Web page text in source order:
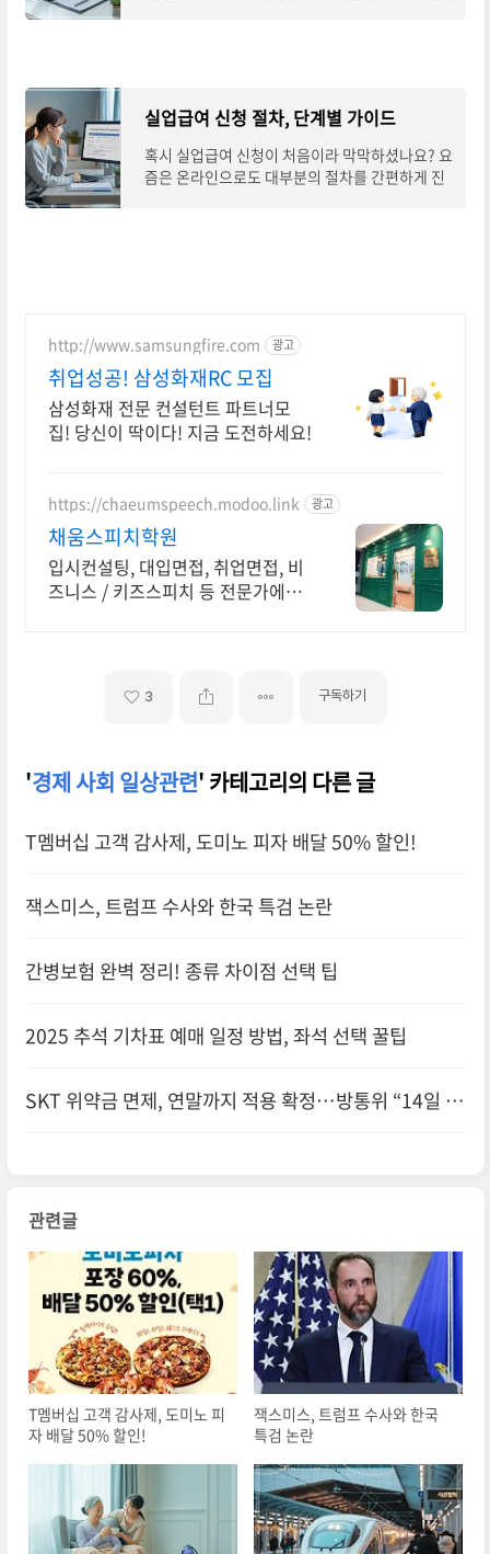
실업급여 신청 절차, 단계별 가이드
혹시 실업급여 신청이 처음이라 막막하셨나요? 요
즘은 온라인으로도 대부분의 절차를 간편하게 진
http://www.samsungfire.com 광고
취업성공! 삼성화재RC 모집
삼성화재 전문 컨설턴트 파트너모
집! 당신이 딱이다! 지금 도전하세요!
https://chaeumspeech.modoo.link 광고
채움스피치학원
입시컨설팅, 대입면접, 취업면접, 비
즈니스 / 키즈스피치 등 전문가에게
3 구독하기
'경제 사회 일상관련' 카테고리의 다른 글
T멤버십 고객 감사제, 도미노 피자 배달 50% 할인!
잭스미스, 트럼프 수사와 한국 특검 논란
간병보험 완벽 정리! 종류 차이점 선택 팁
2025 추석 기차표 예매 일정 방법, 좌석 선택 꿀팁
SKT 위약금 면제, 연말까지 적용 확정…방통위 “14일 시
관련글
T멤버십 고객 감사제, 도미노 피
자 배달 50% 할인!
잭스미스, 트럼프 수사와 한국
특검 논란